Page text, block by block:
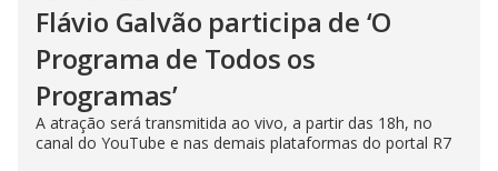
Flávio Galvão participa de ‘O
Programa de Todos os
Programas’
A atração será transmitida ao vivo, a partir das 18h, no
canal do YouTube e nas demais plataformas do portal R7